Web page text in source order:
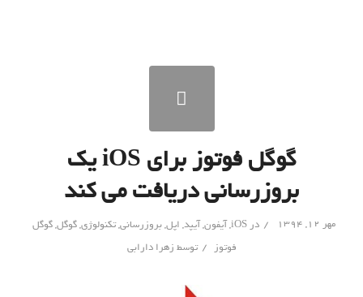
گوگل فوتوز برای iOS یک
بروزرسانی دریافت می کند
مهر ۱۲, ۱۳۹۴ / درiOS
,آیفون,آیپد, اپل,بروزرسانی,تکنولوژی,گوگل,گوگل
فوتوز / توسط زهرا دارابی